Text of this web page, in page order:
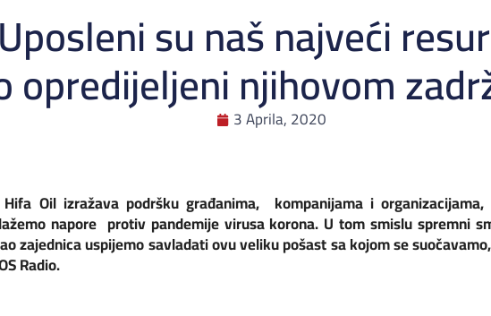
su naš najveći
opredijeljeni njihovom
3 Aprila, 2020
Oil izražava podršku građanima, kompanijama i
napore protiv pandemije virusa korona. U tom smislu spremni
zajednica uspijemo savladati ovu veliku pošast sa kojom se
Radio.